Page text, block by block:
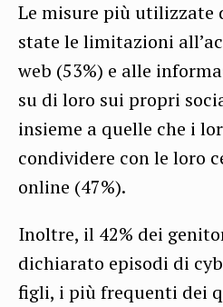
Le misure più utilizzate
state le limitazioni
web (53%) e alle
su di loro sui propri
insieme a quelle che i
condividere con le loro
online (47%).
Inoltre, il 42% dei
dichiarato episodi di
figli, i più frequenti dei